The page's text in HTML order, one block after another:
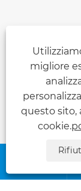
migliore
questo sito,
cookie.